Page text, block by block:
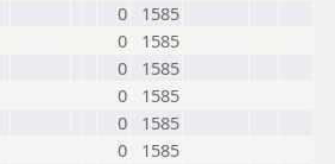
0
1585
0
1585
0
1585
0
1585
0
1585
0
1585